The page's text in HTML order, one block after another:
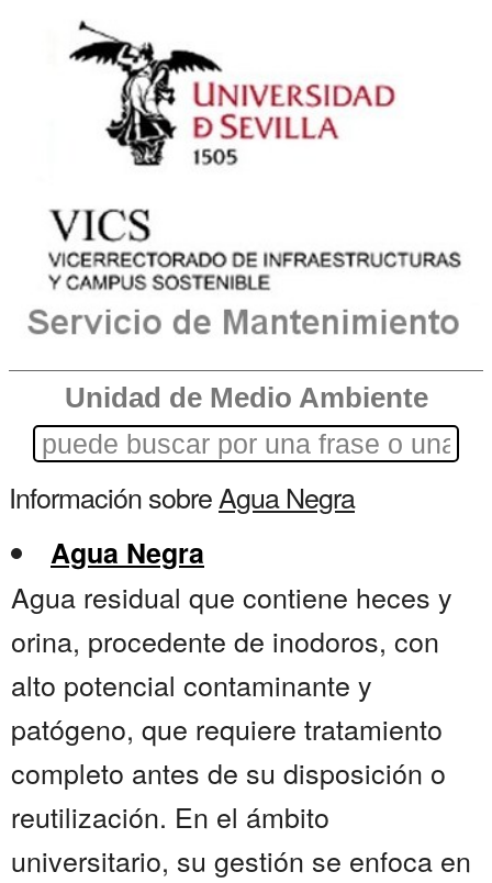
Unidad de Medio Ambiente
Información sobreAgua Negra
Agua Negra
Agua residual que contiene heces y
orina, procedente de inodoros, con
alto potencial contaminante y
patógeno, que requiere tratamiento
completo antes de su disposición o
reutilización. En el ámbito
universitario, su gestión se enfoca en